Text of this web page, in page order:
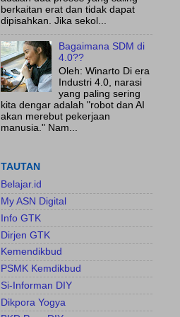
berkaitan erat dan tidak dapat
dipisahkan. Jika sekol...
Bagaimana SDM di
4.0??
Oleh: Winarto Di era
Industri 4.0, narasi
yang paling sering
kita dengar adalah "robot dan AI
akan merebut pekerjaan
manusia." Nam...
TAUTAN
Belajar.id
My ASN Digital
Info GTK
Dirjen GTK
Kemendikbud
PSMK Kemdikbud
Si-Informan DIY
Dikpora Yogya